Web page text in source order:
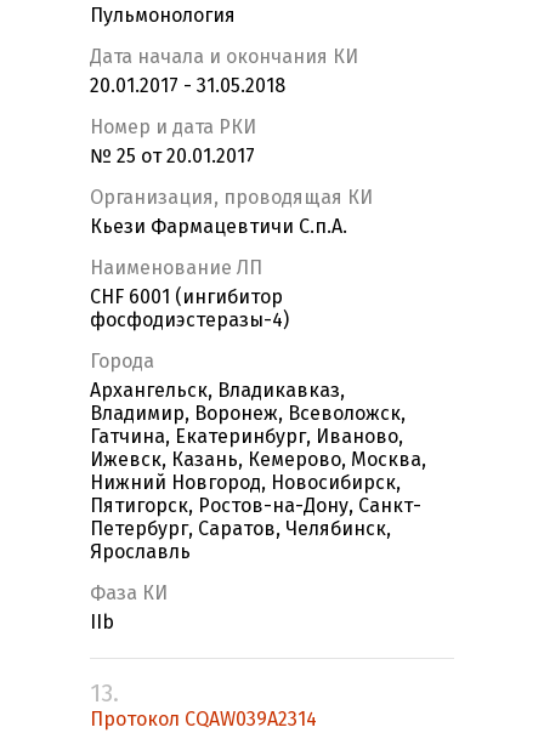
Пульмонология
Дата начала и окончания КИ
20.01.2017 - 31.05.2018
Номер и дата РКИ
№ 25 от 20.01.2017
Организация, проводящая КИ
Кьези Фармацевтичи С.п.А.
Наименование ЛП
CHF 6001 (ингибитор
фосфодиэстеразы-4)
Города
Архангельск, Владикавказ,
Владимир, Воронеж, Всеволожск,
Гатчина, Екатеринбург, Иваново,
Ижевск, Казань, Кемерово, Москва,
Нижний Новгород, Новосибирск,
Пятигорск, Ростов-на-Дону, Санкт-
Петербург, Саратов, Челябинск,
Ярославль
Фаза КИ
IIb
13.
Протокол CQAW039A2314